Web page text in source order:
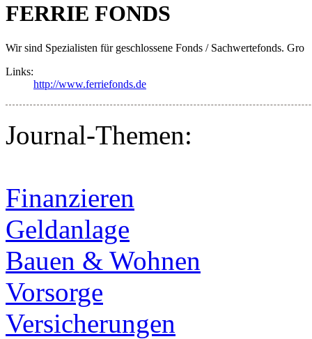
FERRIE FONDS
Wir sind Spezialisten für geschlossene Fonds / Sachwertefonds. Gro
Links:
http://www.ferriefonds.de
Journal-Themen:
Finanzieren
Geldanlage
Bauen & Wohnen
Vorsorge
Versicherungen